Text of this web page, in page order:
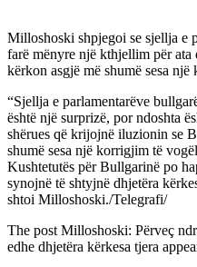
Milloshoski shpjegoi se sjellja e
farë mënyre një kthjellim për
kërkon asgjë më shumë sesa
“Sjellja e parlamentarëve
është një surprizë, por ndoshta
shërues që krijojnë iluzionin se
shumë sesa një korrigjim të
Kushtetutës për Bullgarinë po
synojnë të shtyjnë dhjetëra
shtoi Milloshoski./Telegrafi/
The post Milloshoski: Përveç
edhe dhjetëra kërkesa tjera